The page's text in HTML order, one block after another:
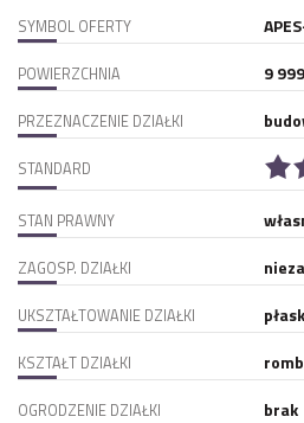
SYMBOL OFERTY
POWIERZCHNIA 9
PRZEZNACZENIE DZIAŁKI
STANDARD
STAN PRAWNY
ZAGOSP. DZIAŁKI
UKSZTAŁTOWANIE DZIAŁKI
KSZTAŁT DZIAŁKI romb
OGRODZENIE DZIAŁKI brak